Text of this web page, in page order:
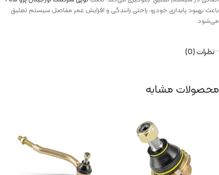
باعث بهبود پایداری خودرو، راحتی رانندگی و افزایش عمر مفاصل سیستم تعلیق
می‌شود.
نظرات (0)
محصولات مشابه